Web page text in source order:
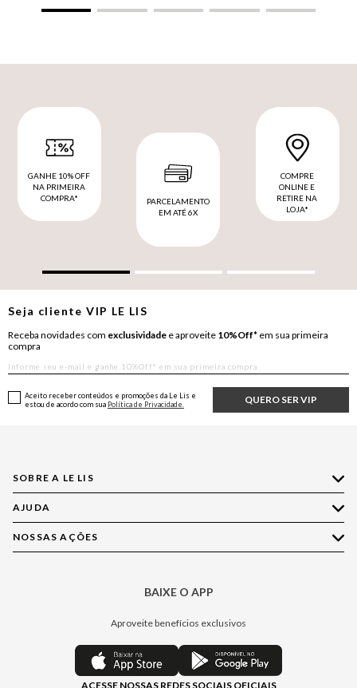
GANHE 10% OFF
NA PRIMEIRA
COMPRA*
PARCELAMENTO
EM ATÉ 6X
COMPRE
ONLINE E
RETIRE NA
LOJA*
Seja clienteVIP LE LIS
Receba novidades com exclusividade e aproveite 10%Off* em sua primeira
compra
QUERO SER VIP
Aceito receber conteúdos e promoções da Le Lis e
estou de acordo com sua Política de Privacidade.
SOBRE A LE LIS
Quem Somos
Nossas Lojas
Política de Privacidade
Central de Preferências
AJUDA
Compre pelo WhatsApp
Central de Relacionamento
Regulamentos
NOSSAS AÇÕES
BAIXE O APP
Aproveite benefícios exclusivos
ACESSE NOSSAS REDES SOCIAIS OFICIAIS